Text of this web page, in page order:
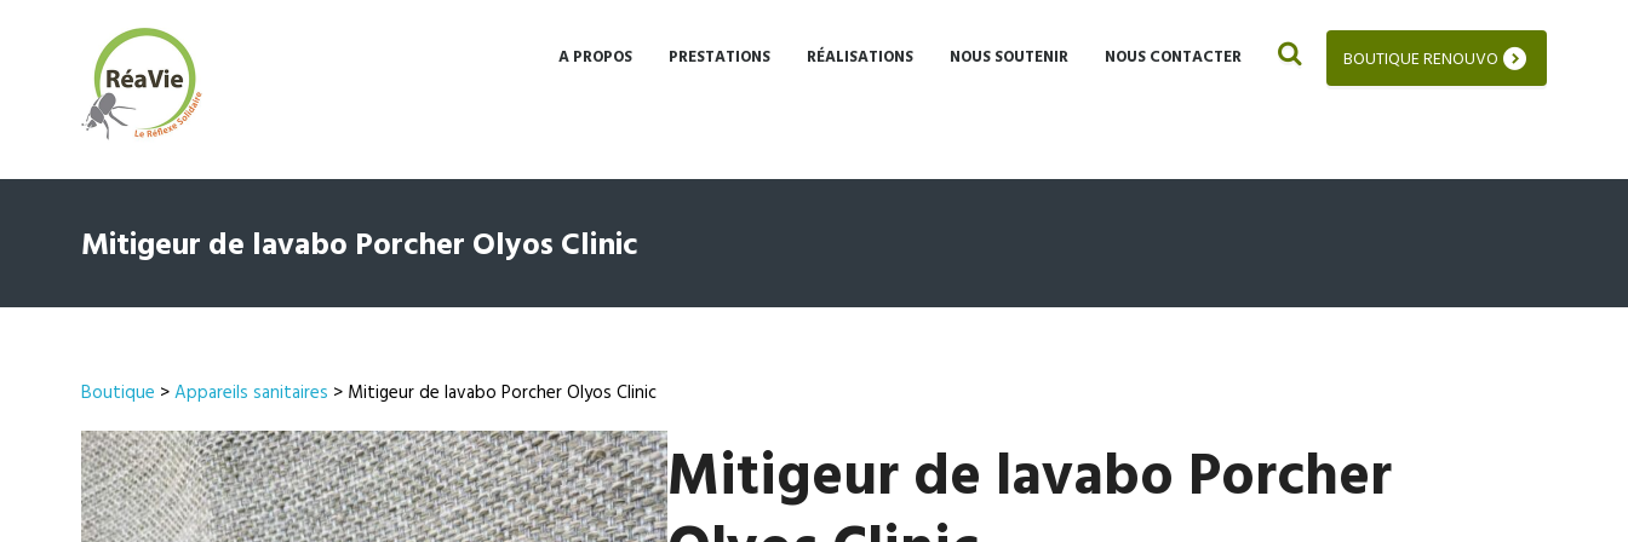
BOUTIQUE RENOUVO
A PROPOS PRESTATIONS RÉALISATIONS NOUS SOUTENIR NOUS CONTACTER
Mitigeur de lavabo Porcher Olyos Clinic
Boutique >Appareils sanitaires > Mitigeur de lavabo Porcher Olyos Clinic
Mitigeur de lavabo Porcher